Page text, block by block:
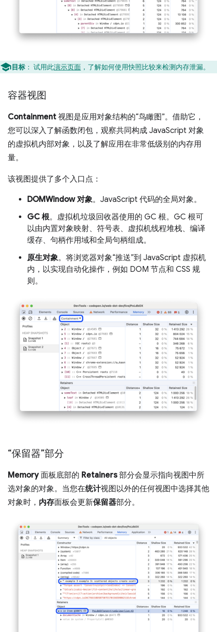
目标 ： 试用此演示页面 ，了解如何使用快照比较来检测内存泄漏。
容器视图
Containment 视图是应用对象结构的“鸟瞰图”。借助它，
您可以深入了解函数闭包，观察共同构成 JavaScript 对象
的虚拟机内部对象，以及了解应用在非常低级别的内存用
量。
该视图提供了多个入口点：
DOMWindow 对象。JavaScript 代码的全局对象。
GC 根。虚拟机垃圾回收器使用的 GC 根。GC 根可
以由内置对象映射、符号表、虚拟机线程堆栈、编译
缓存、句柄作用域和全局句柄组成。
原生对象。将浏览器对象“推送”到 JavaScript 虚拟机
内，以实现自动化操作，例如 DOM 节点和 CSS 规
则。
“保留器”部分
Memory面板底部的 Retainers部分会显示指向视图中所
选对象的对象。当您在统计视图以外的任何视图中选择其他
对象时， 内存面板会更新保留器部分。